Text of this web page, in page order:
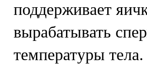
поддерживает
вырабатывать
температуры